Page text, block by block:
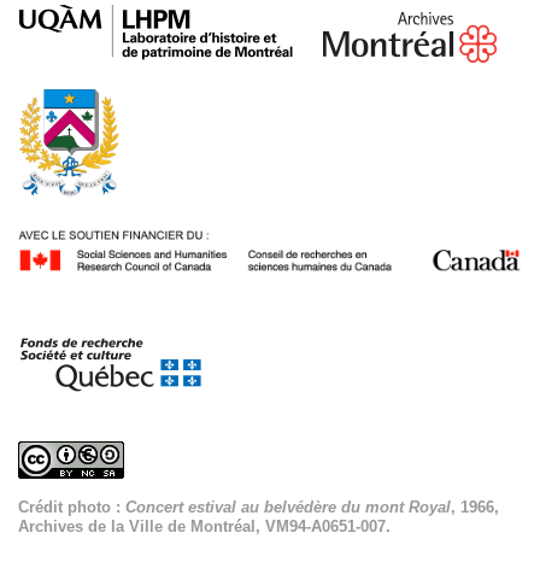
Crédit photo : Concert estival au belvédère du mont Royal, 1966,
Archives de la Ville de Montréal, VM94-A0651-007.